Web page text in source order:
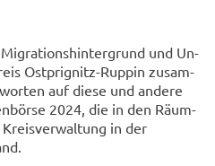
und Un­
Ostprignitz-​Ruppin zu­sam­
auf diese und an­de­re
2024, die in den Räum­
in der